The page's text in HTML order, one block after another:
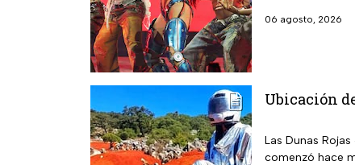
06 agosto, 2026
Ubicación
Las Dunas
comenzó hace